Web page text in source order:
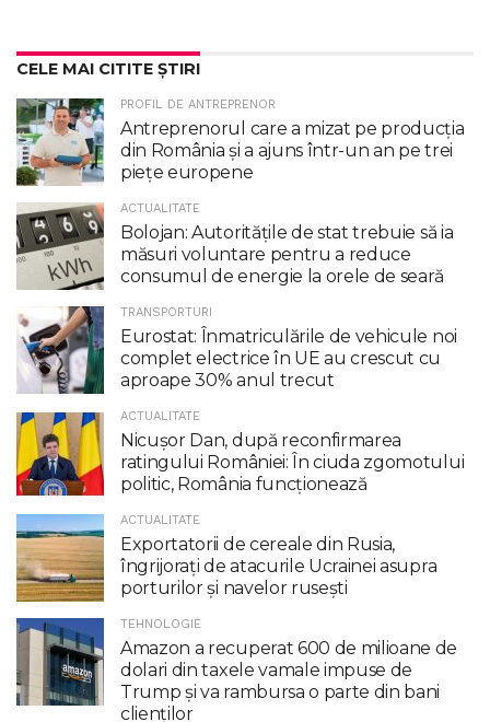
CELE MAI CITITE ȘTIRI
PROFIL DE ANTREPRENOR
Antreprenorul care a mizat pe producția
din România și a ajuns într-un an pe trei
piețe europene
ACTUALITATE
Bolojan: Autoritățile de stat trebuie să ia
măsuri voluntare pentru a reduce
consumul de energie la orele de seară
TRANSPORTURI
Eurostat: Înmatriculările de vehicule noi
complet electrice în UE au crescut cu
aproape 30% anul trecut
ACTUALITATE
Nicuşor Dan, după reconfirmarea
ratingului României: În ciuda zgomotului
politic, România funcţionează
ACTUALITATE
Exportatorii de cereale din Rusia,
îngrijorați de atacurile Ucrainei asupra
porturilor și navelor rusești
TEHNOLOGIE
Amazon a recuperat 600 de milioane de
dolari din taxele vamale impuse de
Trump şi va rambursa o parte din bani
clienţilor